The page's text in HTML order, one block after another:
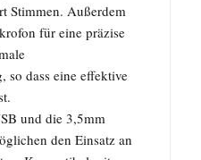
Stimmen. Außerdem
für eine präzise
so dass eine effektive
und die 3,5mm
den Einsatz an